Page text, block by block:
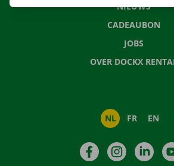
NIEUWS
CADEAUBON
JOBS
OVER DOCKX
NL FR EN
FacebookInstagram